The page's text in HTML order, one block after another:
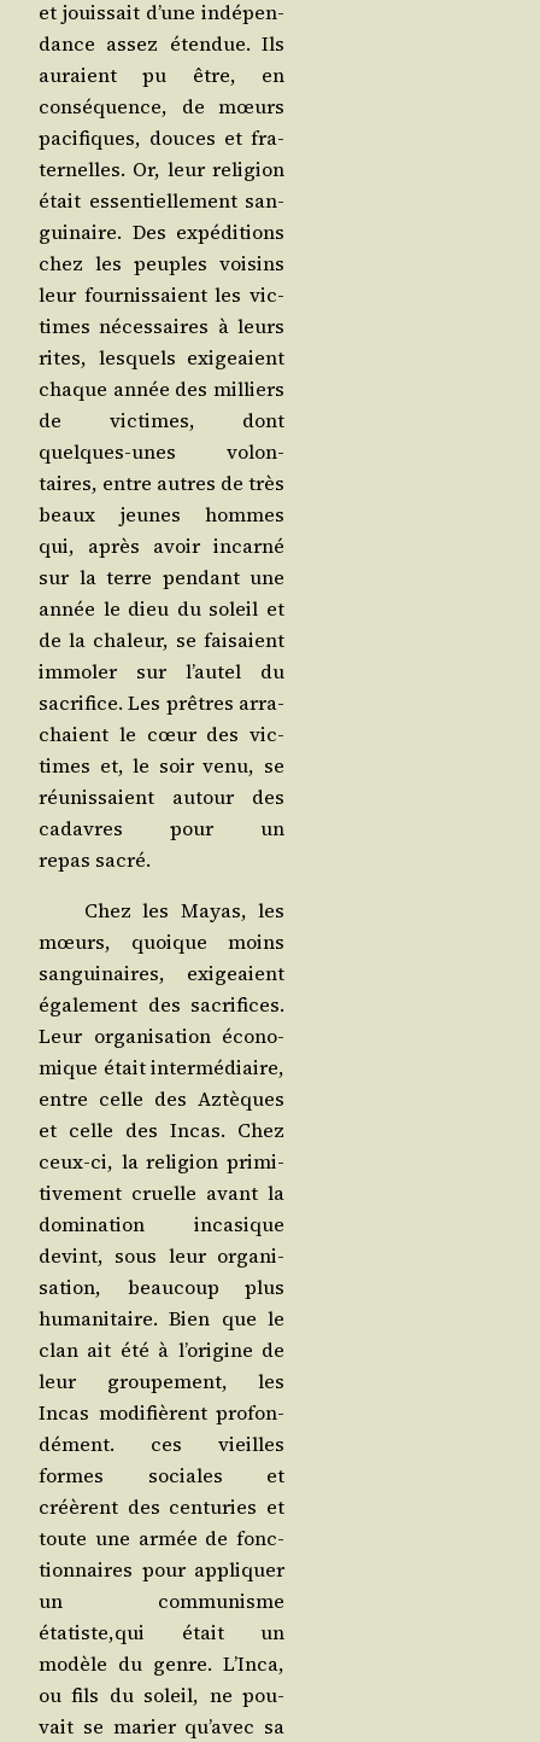
et jouis­sait d’une indé­pen­
dance assez éten­due. Ils
auraient pu être, en
consé­quence, de mœurs
paci­fiques, douces et fra­
ter­nelles. Or, leur reli­gion
était essen­tiel­le­ment san­
gui­naire. Des expé­di­tions
chez les peuples voi­sins
leur four­nis­saient les vic­
times néces­saires à leurs
rites, les­quels exi­geaient
chaque année des mil­liers
de vic­times, dont
quelques-unes volon­
taires, entre autres de très
beaux jeunes hommes
qui, après avoir incar­né
sur la terre pen­dant une
année le dieu du soleil et
de la cha­leur, se fai­saient
immo­ler sur l’au­tel du
sacri­fice. Les prêtres arra­
chaient le cœur des vic­
times et, le soir venu, se
réunis­saient autour des
cadavres pour un
repas sacré.
Chez les Mayas, les
mœurs, quoique moins
san­gui­naires, exi­geaient
éga­le­ment des sacri­fices.
Leur orga­ni­sa­tion éco­no­
mique était inter­mé­diaire,
entre celle des Aztèques
et celle des Incas. Chez
ceux-ci, la reli­gion pri­mi­
ti­ve­ment cruelle avant la
domi­na­tion inca­sique
devint, sous leur orga­ni­
sa­tion, beau­coup plus
huma­ni­taire. Bien que le
clan ait été à l’o­ri­gine de
leur grou­pe­ment, les
Incas modi­fièrent pro­fon­
dé­ment. ces vieilles
formes sociales et
créèrent des cen­tu­ries et
toute une armée de fonc­
tion­naires pour appli­quer
un com­mu­nisme
étatiste,qui était un
modèle du genre. L’In­ca,
ou fils du soleil, ne pou­
vait se marier qu’a­vec sa